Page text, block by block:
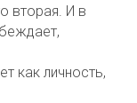
вторая. И в
как личность,